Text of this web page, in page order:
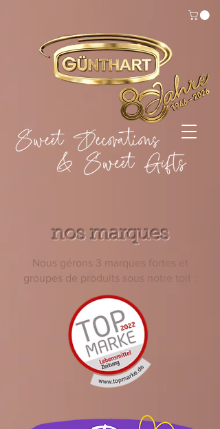
nos marques
Nous gérons 3 marques fortes et
groupes de produits sous notre toit :